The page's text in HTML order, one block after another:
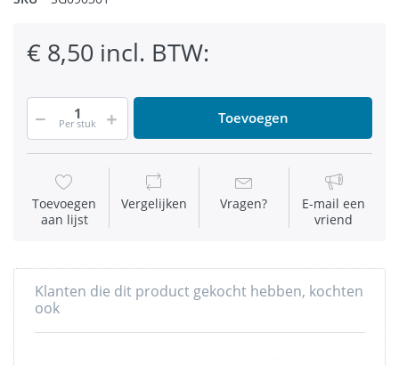
€ 8,50 incl. BTW:
Per stuk Toevoegen
Toevoegen
aan lijst
Vergelijken Vragen?
E-mail een
vriend
Klanten die dit product gekocht hebben, kochten
ook